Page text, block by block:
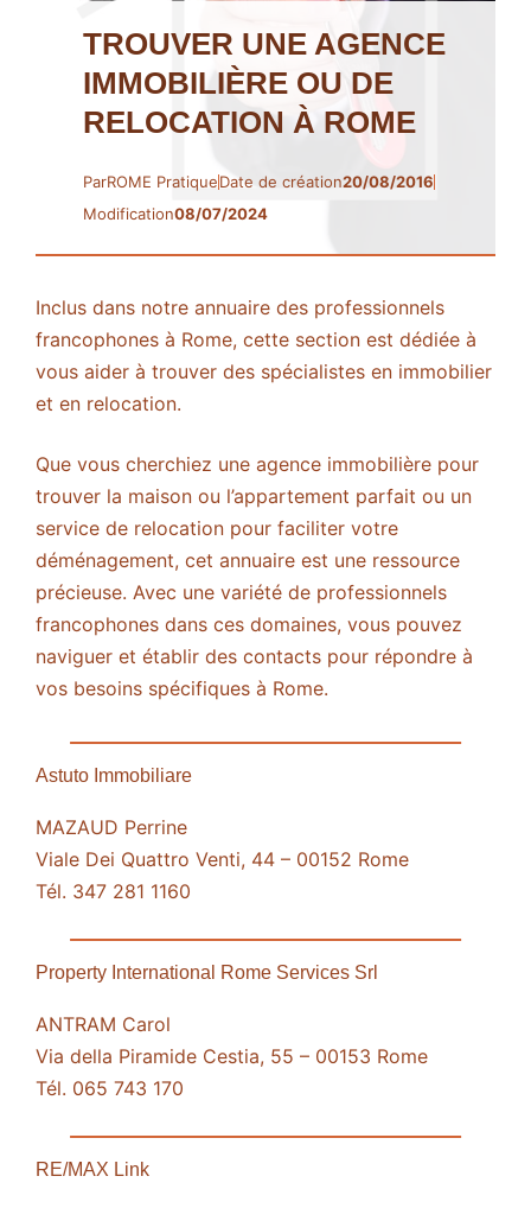
TROUVER UNE AGENCE
IMMOBILIÈRE OU DE
RELOCATION À ROME
ParROME PratiqueDate de création20/08/2016
Modification08/07/2024
Inclus dans notre annuaire des professionnels
francophones à Rome, cette section est dédiée à
vous aider à trouver des spécialistes en immobilier
et en relocation.
Que vous cherchiez une agence immobilière pour
trouver la maison ou l’appartement parfait ou un
service de relocation pour faciliter votre
déménagement, cet annuaire est une ressource
précieuse. Avec une variété de professionnels
francophones dans ces domaines, vous pouvez
naviguer et établir des contacts pour répondre à
vos besoins spécifiques à Rome.
Astuto Immobiliare
MAZAUD Perrine
Viale Dei Quattro Venti, 44 – 00152 Rome
Tél. 347 281 1160
Property International Rome Services Srl
ANTRAM Carol
Via della Piramide Cestia, 55 – 00153 Rome
Tél. 065 743 170
RE/MAX Link